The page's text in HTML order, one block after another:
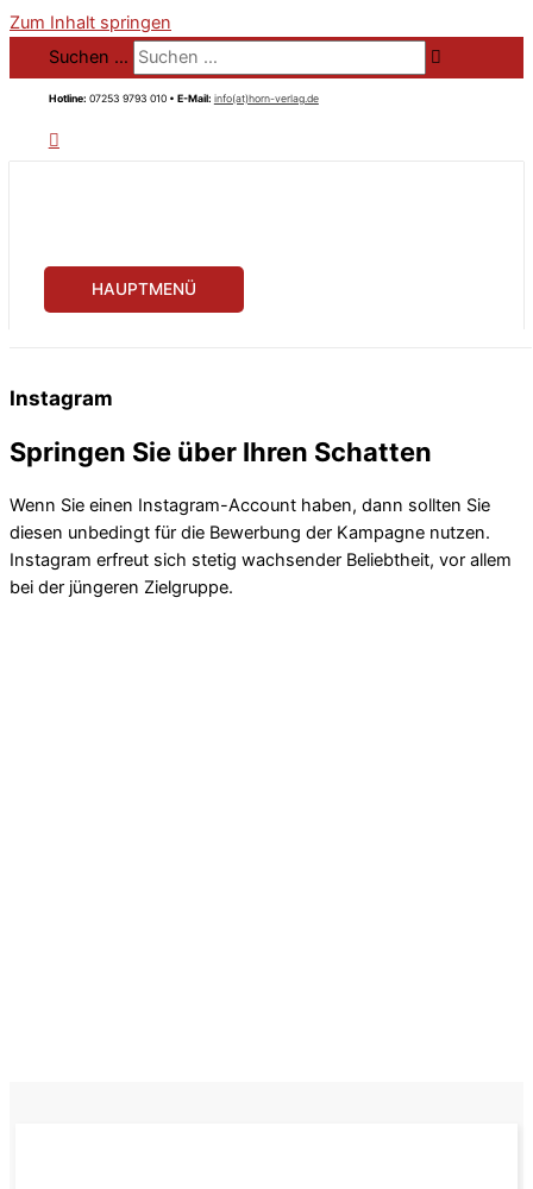
Zum Inhalt springen
Suchen …
Hotline: 07253 9793 010 • E-Mail: info(at)horn-verlag.de
HAUPTMENÜ
Instagram
Springen Sie über Ihren Schatten
Wenn Sie einen Instagram-Account haben, dann sollten Sie
diesen unbedingt für die Bewerbung der Kampagne nutzen.
Instagram erfreut sich stetig wachsender Beliebtheit, vor allem
bei der jüngeren Zielgruppe.